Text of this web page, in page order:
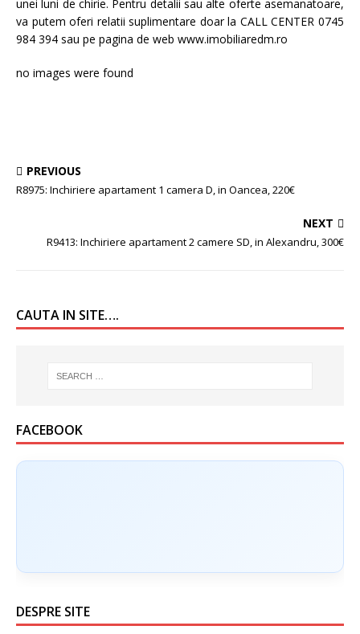
unei luni de chirie. Pentru detalii sau alte oferte asemanatoare,
va putem oferi relatii suplimentare doar la CALL CENTER 0745
984 394 sau pe pagina de web www.imobiliaredm.ro
no images were found
PREVIOUS
R8975: Inchiriere apartament 1 camera D, in Oancea, 220€
NEXT
R9413: Inchiriere apartament 2 camere SD, in Alexandru, 300€
CAUTA IN SITE….
FACEBOOK
DESPRE SITE